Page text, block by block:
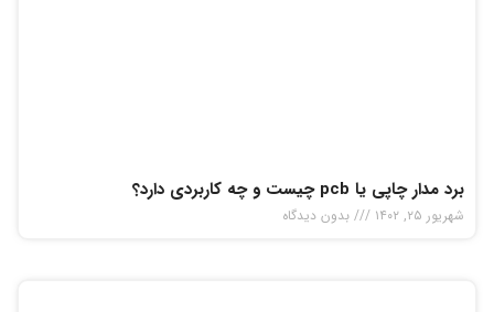
برد مدار چاپی یا pcb چیست و چه کاربردی دارد؟
شهریور ۲۵, ۱۴۰۲ بدون دیدگاه